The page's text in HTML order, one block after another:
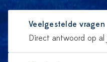
Veelgestelde vragen
Direct antwoord op al